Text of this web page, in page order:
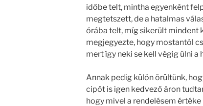
időbe telt, mintha egyenként
megtetszett, de a hatalmas
órába telt, míg sikerült mindent
megjegyezte, hogy mostantól
mert így neki se kell végig ülni a
Annak pedig külön örültünk,
cipőt is igen kedvező áron
hogy mivel a rendelésem